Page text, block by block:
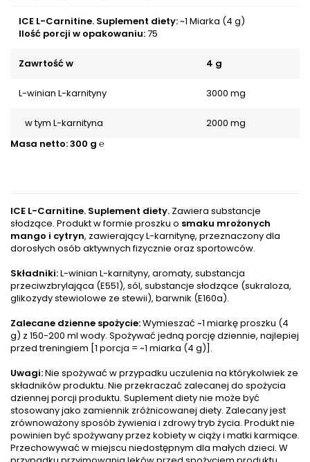
ICE L-Carnitine. Suplement diety:~1 Miarka (4 g)
Ilość porcji w opakowaniu:75
Zawrtość w 4 g
L-winian L-karnityny 3000 mg
w tym L-karnityna
2000 mg
Masa netto: 300 g ℮
ICE L-Carnitine. Suplement diety. Zawiera substancje
słodzące. Produkt w formie proszku o smaku mrożonych
mango i cytryn, zawierający L-karnitynę, przeznaczony dla
dorosłych osób aktywnych fizycznie oraz sportowców.
Składniki:L-winian L-karnityny, aromaty, substancja
przeciwzbrylająca (E551), sól, substancje słodzące (sukraloza,
glikozydy stewiolowe ze stewii), barwnik (E160a).
Zalecane dzienne spożycie:Wymieszać ~1 miarkę proszku (4
g) z 150-200 ml wody. Spożywać jedną porcję dziennie, najlepiej
przed treningiem [1 porcja = ~1 miarka (4 g)].
Uwagi:Nie spożywać w przypadku uczulenia na którykolwiek ze
składników produktu. Nie przekraczać zalecanej do spożycia
dziennej porcji produktu. Suplement diety nie może być
stosowany jako zamiennik zróżnicowanej diety. Zalecany jest
zrównoważony sposób żywienia i zdrowy tryb życia. Produkt nie
powinien być spożywany przez kobiety w ciąży i matki karmiące.
Przechowywać w miejscu niedostępnym dla małych dzieci. W